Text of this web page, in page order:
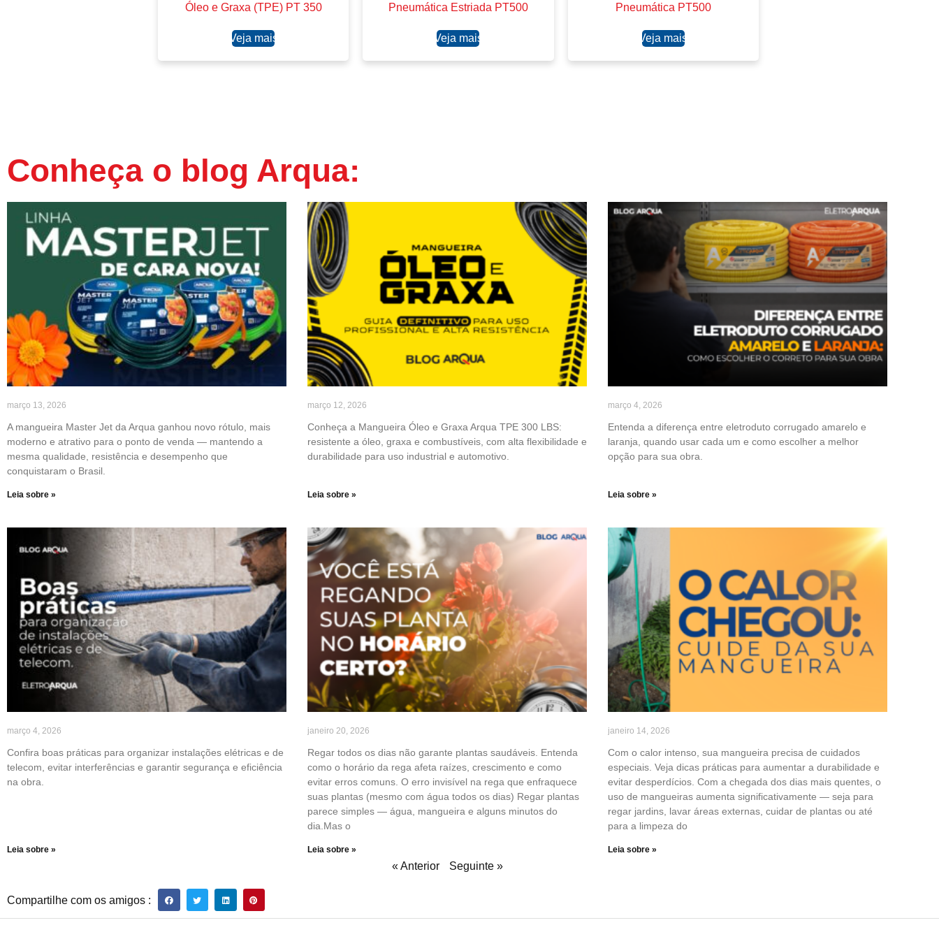
Óleo e Graxa (TPE) PT 350
Ler mais
Pneumática Estriada PT500
Ler mais
Pneumática PT500
Ler mais
Conheça o blog Arqua:
março 13, 2026
A mangueira Master Jet da Arqua ganhou novo rótulo, mais
moderno e atrativo para o ponto de venda — mantendo a
mesma qualidade, resistência e desempenho que
conquistaram o Brasil.
Leia sobre »
março 12, 2026
Conheça a Mangueira Óleo e Graxa Arqua TPE 300 LBS:
resistente a óleo, graxa e combustíveis, com alta flexibilidade e
durabilidade para uso industrial e automotivo.
Leia sobre »
março 4, 2026
Entenda a diferença entre eletroduto corrugado amarelo e
laranja, quando usar cada um e como escolher a melhor
opção para sua obra.
Leia sobre »
março 4, 2026
Confira boas práticas para organizar instalações elétricas e de
telecom, evitar interferências e garantir segurança e eficiência
na obra.
Leia sobre »
janeiro 20, 2026
Regar todos os dias não garante plantas saudáveis. Entenda
como o horário da rega afeta raízes, crescimento e como
evitar erros comuns. O erro invisível na rega que enfraquece
suas plantas (mesmo com água todos os dias) Regar plantas
parece simples — água, mangueira e alguns minutos do
dia.Mas o
Leia sobre »
janeiro 14, 2026
Com o calor intenso, sua mangueira precisa de cuidados
especiais. Veja dicas práticas para aumentar a durabilidade e
evitar desperdícios. Com a chegada dos dias mais quentes, o
uso de mangueiras aumenta significativamente — seja para
regar jardins, lavar áreas externas, cuidar de plantas ou até
para a limpeza do
Leia sobre »
« Anterior Seguinte »
Compartilhe com os amigos :